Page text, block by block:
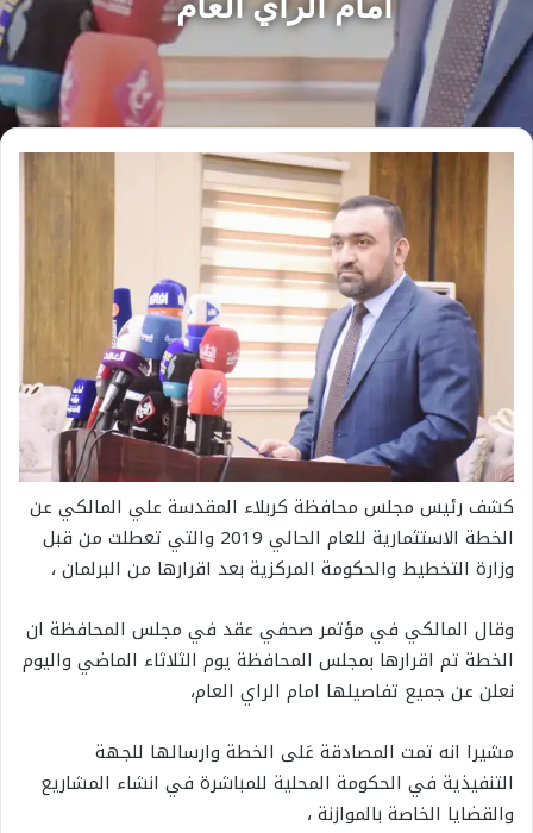
كشف رئيس مجلس محافظة كربلاء المقدسة علي المالكي عن
الخطة الاستثمارية للعام الحالي 2019 والتي تعطلت من قبل
وزارة التخطيط والحكومة المركزية بعد اقرارها من البرلمان ،
وقال المالكي في مؤتمر صحفي عقد في مجلس المحافظة ان
الخطة تم اقرارها بمجلس المحافظة يوم الثلاثاء الماضي واليوم
نعلن عن جميع تفاصيلها امام الراي العام،
مشيرا انه تمت المصادقة عَلى الخطة وارسالها للجهة
التنفيذية في الحكومة المحلية للمباشرة في انشاء المشاريع
والقضايا الخاصة بالموازنة ،